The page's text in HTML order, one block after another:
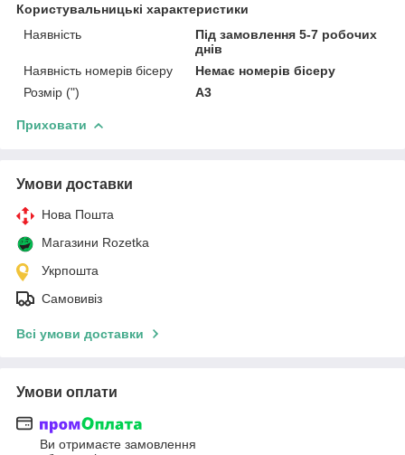
Користувальницькі характеристики
Наявність
Під замовлення 5-7 робочих
днів
Наявність номерів бісеру
Немає номерів бісеру
Розмір (")
А3
Приховати
Умови доставки
Нова Пошта
Магазини Rozetka
Укрпошта
Самовивіз
Всі умови доставки
Умови оплати
Ви отримаєте замовлення